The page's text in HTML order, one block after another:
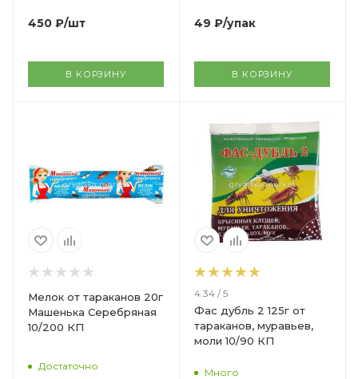
450 ₽/шт
В КОРЗИНУ
49 ₽/упак
В КОРЗИНУ
Мелок от тараканов 20г
Машенька Серебряная
10/200 КП
Достаточно
4.34 / 5
Фас дубль 2 125г от
тараканов, муравьев,
моли 10/90 КП
Много